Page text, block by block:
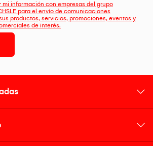
información con empresas del grupo
para el envío de comunicaciones
productos, servicios, promociones, eventos y
de interés.